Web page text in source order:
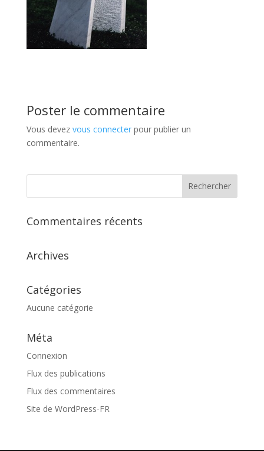
Poster le commentaire
Vous devez vous connecterpour publier un
commentaire.
Commentaires récents
Archives
Catégories
Aucune catégorie
Méta
Connexion
Flux des publications
Flux des commentaires
Site de WordPress-FR